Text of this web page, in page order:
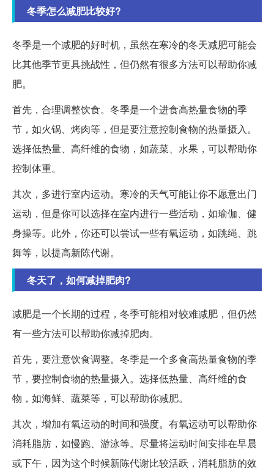
冬季怎么减肥比较好?
冬季是一个减肥的好时机，虽然在寒冷的冬天减肥可能会
比其他季节更具挑战性，但仍然有很多方法可以帮助你减
肥。
首先，合理调整饮食。冬季是一个进食高热量食物的季
节，如火锅、烤肉等，但是要注意控制食物的热量摄入。
选择低热量、高纤维的食物，如蔬菜、水果，可以帮助你
控制体重。
其次，多进行室内运动。寒冷的天气可能让你不愿意出门
运动，但是你可以选择在室内进行一些活动，如瑜伽、健
身操等。此外，你还可以尝试一些有氧运动，如跳绳、跳
舞等，以提高新陈代谢。
冬天了，如何减掉肥肉?
减肥是一个长期的过程，冬季可能相对较难减肥，但仍然
有一些方法可以帮助你减掉肥肉。
首先，要注意饮食调整。冬季是一个多食高热量食物的季
节，要控制食物的热量摄入。选择低热量、高纤维的食
物，如海鲜、蔬菜等，可以帮助你减肥。
其次，增加有氧运动的时间和强度。有氧运动可以帮助你
消耗脂肪，如慢跑、游泳等。尽量将运动时间安排在早晨
或下午，因为这个时候新陈代谢比较活跃，消耗脂肪的效